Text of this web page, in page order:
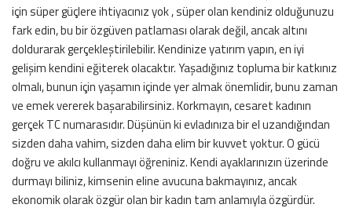
için süper güçlere ihtiyacınız yok , süper olan kendiniz olduğunuzu
fark edin, bu bir özgüven patlaması olarak değil, ancak altını
doldurarak gerçekleştirilebilir. Kendinize yatırım yapın, en iyi
gelişim kendini eğiterek olacaktır. Yaşadığınız topluma bir katkınız
olmalı, bunun için yaşamın içinde yer almak önemlidir, bunu zaman
ve emek vererek başarabilirsiniz. Korkmayın, cesaret kadının
gerçek TC numarasıdır. Düşünün ki evladınıza bir el uzandığından
sizden daha vahim, sizden daha elim bir kuvvet yoktur. O gücü
doğru ve akılcı kullanmayı öğreniniz. Kendi ayaklarınızın üzerinde
durmayı biliniz, kimsenin eline avucuna bakmayınız, ancak
ekonomik olarak özgür olan bir kadın tam anlamıyla özgürdür.